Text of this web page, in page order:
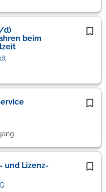
d)
beim
und Lizenz-